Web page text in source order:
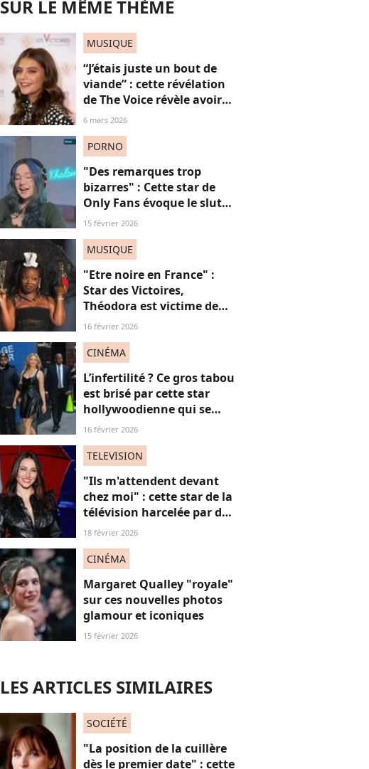
SUR LE MÊME THÈME
MUSIQUE
“J’étais juste un bout de
viande” : cette révélation
de The Voice révèle avoir
subi le regard des hommes
6 mars 2026
PORNO
"Des remarques trop
bizarres" : Cette star de
Only Fans évoque le slut
shaming et son rapport
sexe"
15 février 2026
MUSIQUE
"Etre noire en France" :
Star des Victoires,
Théodora est victime de
misogynoir : qu’est-ce que
16 février 2026
CINÉMA
L’infertilité ? Ce gros tabou
est brisé par cette star
hollywoodienne qui se
sent "moins femme"
16 février 2026
TELEVISION
"Ils m'attendent devant
chez moi" : cette star de la
télévision harcelée par des
admirateurs beaucoup
témoigne
18 février 2026
CINÉMA
Margaret Qualley "royale"
sur ces nouvelles photos
glamour et iconiques
15 février 2026
LES ARTICLES SIMILAIRES
SOCIÉTÉ
"La position de la cuillère
dès le premier date" : cette